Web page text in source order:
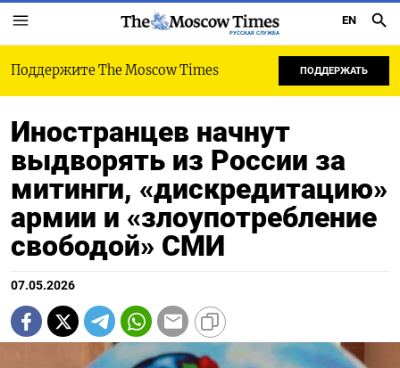
РУССКАЯ СЛУЖБА
EN
Поддержите The Moscow Times ПОДДЕРЖАТЬ
Иностранцев начнут
выдворять из России за
митинги, «дискредитацию»
армии и «злоупотребление
свободой» СМИ
07.05.2026